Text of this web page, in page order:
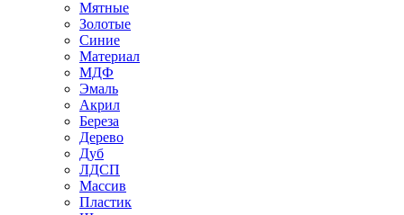
Мятные
Золотые
Синие
Материал
МДФ
Эмаль
Акрил
Береза
Дерево
Дуб
ЛДСП
Массив
Пластик